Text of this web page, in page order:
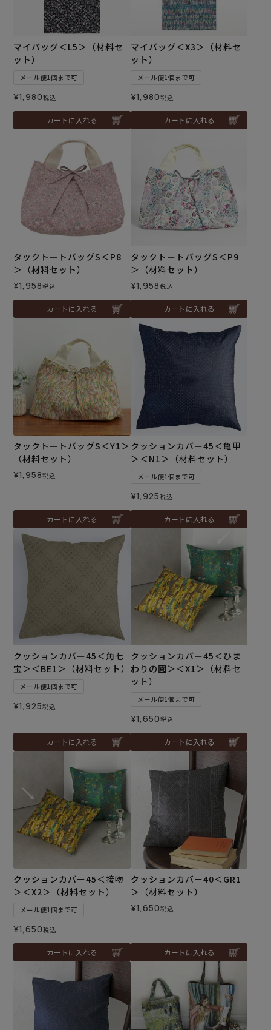
マイバッグ＜L5＞（材料セ
ット）
メール便1個まで可
¥1,980税込
カートに入れる
マイバッグ＜X3＞（材料セ
ット）
メール便1個まで可
¥1,980税込
カートに入れる
タックトートバッグS＜P8
＞（材料セット）
¥1,958税込
カートに入れる
タックトートバッグS＜P9
＞（材料セット）
¥1,958税込
カートに入れる
タックトートバッグS＜Y1＞
（材料セット）
¥1,958税込
カートに入れる
クッションカバー45＜亀甲
＞＜N1＞（材料セット）
メール便1個まで可
¥1,925税込
カートに入れる
クッションカバー45＜角七
宝＞＜BE1＞（材料セット）
メール便1個まで可
¥1,925税込
カートに入れる
クッションカバー45＜ひま
わりの園＞＜X1＞（材料セ
ット）
メール便1個まで可
¥1,650税込
カートに入れる
クッションカバー45＜接吻
＞＜X2＞（材料セット）
メール便1個まで可
¥1,650税込
カートに入れる
クッションカバー40＜GR1
＞（材料セット）
¥1,650税込
カートに入れる